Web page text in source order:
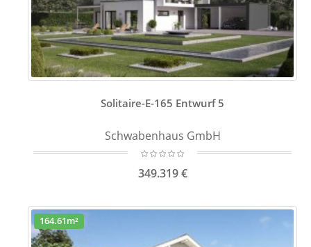
Solitaire-E-165 Entwurf 5
Schwabenhaus GmbH
349.319 €
164.61m²